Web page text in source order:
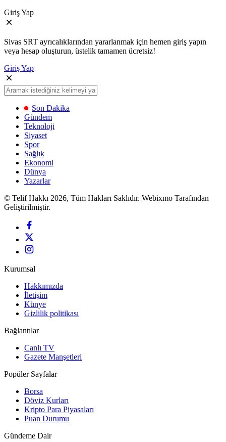
Giriş Yap
Sivas SRT ayrıcalıklarından yararlanmak için hemen giriş yapın
veya hesap oluşturun, üstelik tamamen ücretsiz!
Giriş Yap
Son Dakika
Gündem
Teknoloji
Siyaset
Spor
Sağlık
Ekonomi
Dünya
Yazarlar
© Telif Hakkı 2026, Tüm Hakları Saklıdır. Webixmo Tarafından
Geliştirilmiştir.
Kurumsal
Hakkımızda
İletişim
Künye
Gizlilik politikası
Bağlantılar
Canlı TV
Gazete Manşetleri
Popüler Sayfalar
Borsa
Döviz Kurları
Kripto Para Piyasaları
Puan Durumu
Gündeme Dair